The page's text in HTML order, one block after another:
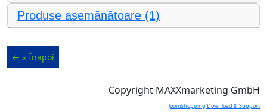
Produse asemănătoare (1)
Copyright MAXXmarketing GmbH
JoomShopping Download & Support